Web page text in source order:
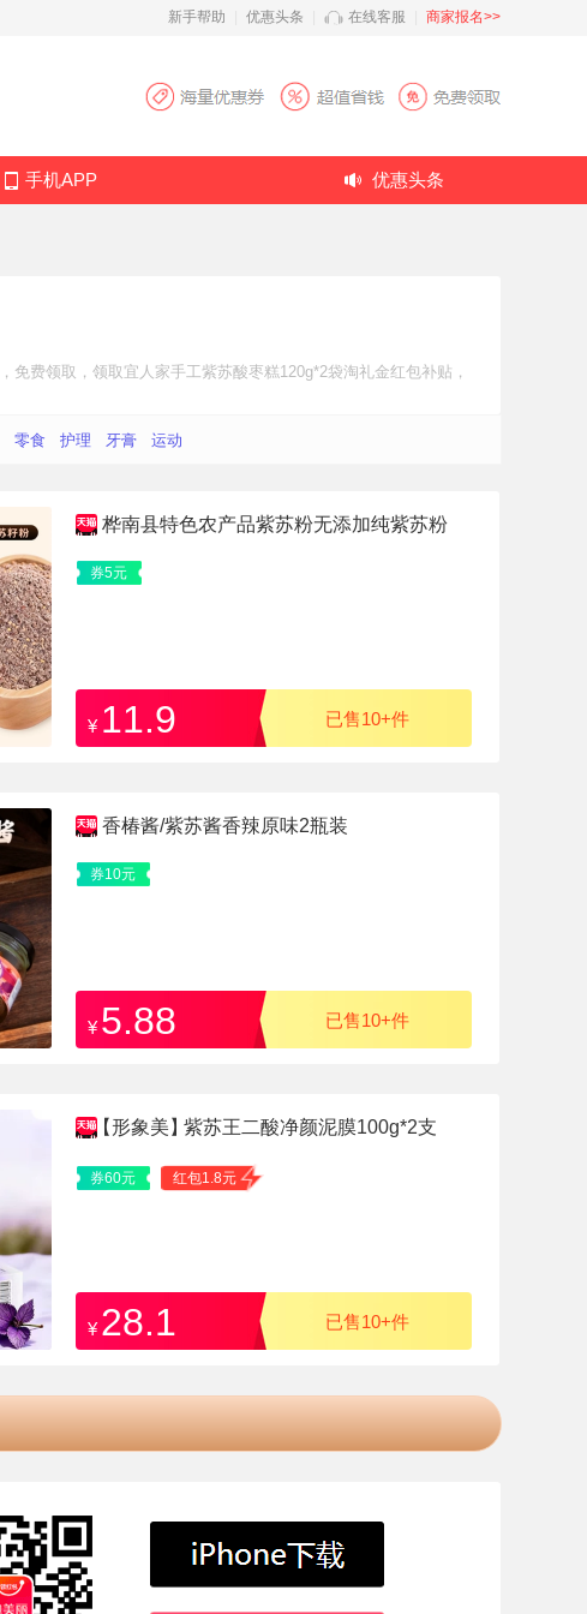
新手帮助 优惠头条 在线客服 商家报名>>
手机APP 优惠头条
，免费领取，领取宜人家手工紫苏酸枣糕120g*2袋淘礼金红包补贴 ，
零食 护理 牙膏 运动
桦南县特色农产品紫苏粉无添加纯紫苏粉
券5元
¥ 11.9 已售10+件
香椿酱/紫苏酱香辣原味2瓶装
券10元
¥ 5.88 已售10+件
【形象美】紫苏王二酸净颜泥膜100g*2支
券60元 红包1.8元
¥ 28.1 已售10+件